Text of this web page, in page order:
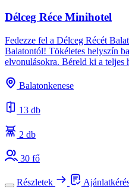
Délceg Réce Minihotel
Fedezze fel a Délceg Récét
Balatontól! Tökéletes helyszín
elvonulásokra. Béreld ki a teljes
Balatonkenese
13 db
2 db
30 fő
Részletek